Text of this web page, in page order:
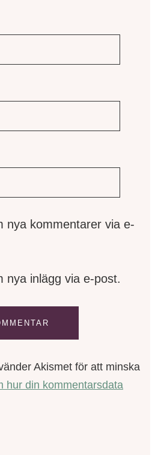
nya kommentarer via e-
nya inlägg via e-post.
Akismet för att minska
hur din kommentarsdata